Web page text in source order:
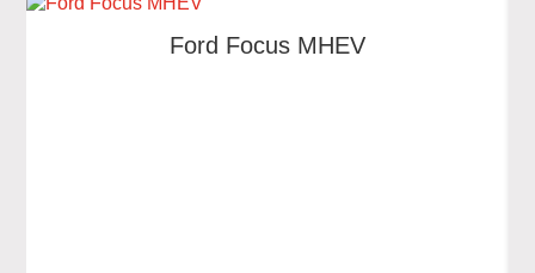
Ford Focus MHEV